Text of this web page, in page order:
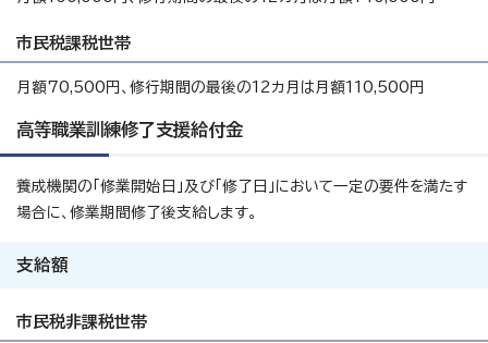
市民税課税世帯
月額70,500円、修行期間の最後の12カ月は月額110,500円
高等職業訓練修了支援給付金
養成機関の「修業開始日」及び「修了日」において一定の要件を満たす
場合に、修業期間修了後支給します。
支給額
市民税非課税世帯